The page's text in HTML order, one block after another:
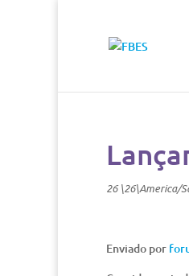
26 \26\America/
Enviado por